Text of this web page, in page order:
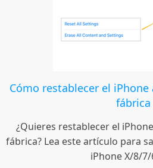
Cómo restablecer el
fábrica
¿Quieres restablecer el
fábrica? Lea este artículo para
iPhone X/8/